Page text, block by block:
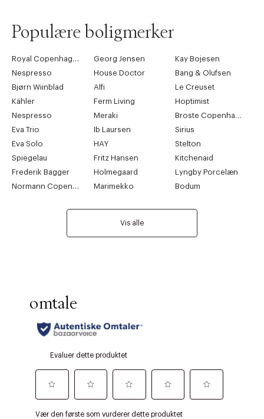
Populære boligmerker
Royal Copenhagen Georg Jensen
Kay Bojesen
Nespresso
House Doctor
Bang & Olufsen
Bjørn Wiinblad
Alfi
Le Creuset
Kähler
Ferm Living
Hoptimist
Nespresso
Meraki
Broste Copenhagen
Eva Trio
Ib Laursen
Sirius
Eva Solo
HAY
Stelton
Spiegelau
Fritz Hansen
Kitchenaid
Frederik Bagger
Holmegaard
Lyngby Porcelæn
Normann Copenhagen
Marimekko Bodum
Vis alle